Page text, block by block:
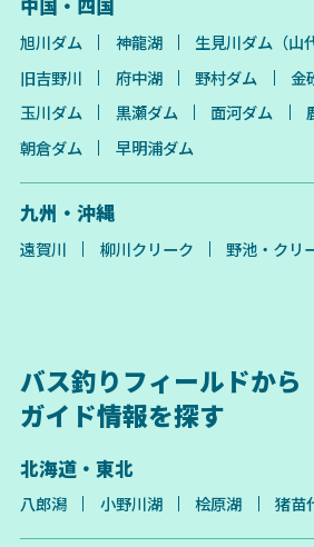
旭川ダム 神龍湖 生見川ダム（山
旧吉野川
府中湖 野村ダム 金
玉川ダム
黒瀬ダム 面河ダム
朝倉ダム
早明浦ダム
九州・沖縄
遠賀川 柳川クリーク 野池・クリ
バス釣りフィールドから
ガイド情報を探す
北海道・東北
八郎潟 小野川湖 桧原湖 猪苗